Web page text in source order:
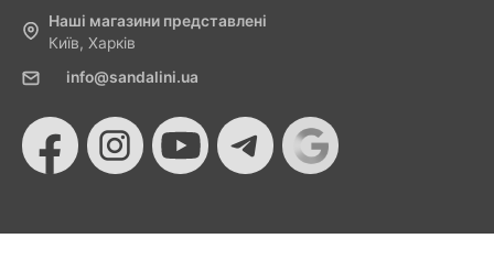
Наші магазини представлені
Київ, Харків
info@sandalini.ua